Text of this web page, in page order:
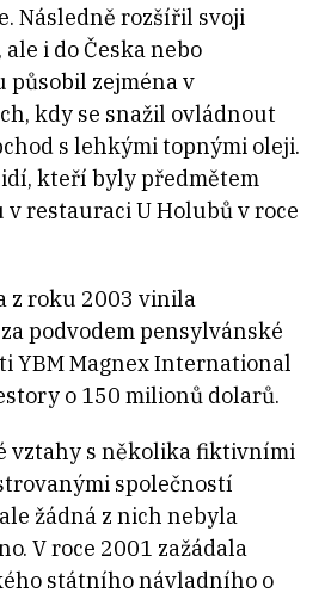
Následně rozšířil svoji
i do Česka nebo
působil zejména v
kdy se snažil ovládnout
s lehkými topnými oleji.
kteří byly předmětem
restauraci U Holubů v roce
z roku 2003 vinila
podvodem pensylvánské
YBM Magnex International
o 150 milionů dolarů.
vztahy s několika fiktivními
společností
žádná z nich nebyla
V roce 2001 zažádala
státního návladního o